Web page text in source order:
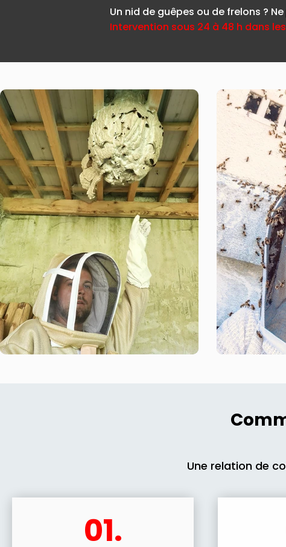
Un nid de guêpes ou de frelons ?
Intervention sous 24 à 48 h dans
Une relation de
01.